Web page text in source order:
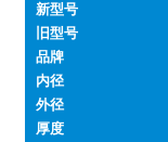
新型号
旧型号
品牌
内径
外径
厚度